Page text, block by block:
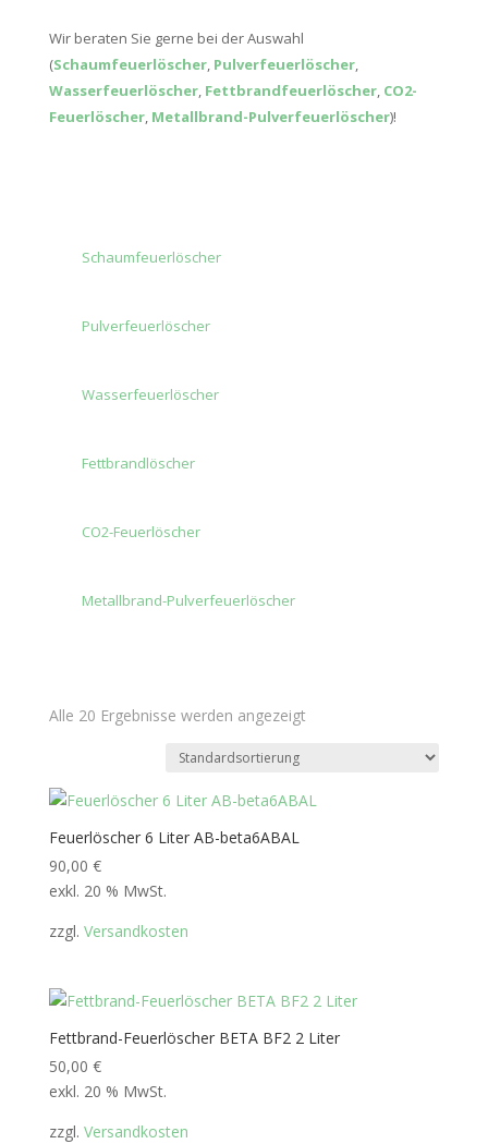
Wir beraten Sie gerne bei der Auswahl
(Schaumfeuerlöscher, Pulverfeuerlöscher,
Wasserfeuerlöscher, Fettbrandfeuerlöscher, CO2-
Feuerlöscher, Metallbrand-Pulverfeuerlöscher)!
Schaumfeuerlöscher
Pulverfeuerlöscher
Wasserfeuerlöscher
Fettbrandlöscher
CO2-Feuerlöscher
Metallbrand-Pulverfeuerlöscher
Alle 20 Ergebnisse werden angezeigt
Feuerlöscher 6 Liter AB-beta6ABAL
90,00 €
exkl. 20 % MwSt.
zzgl. Versandkosten
Fettbrand-Feuerlöscher BETA BF2 2 Liter
50,00 €
exkl. 20 % MwSt.
zzgl. Versandkosten